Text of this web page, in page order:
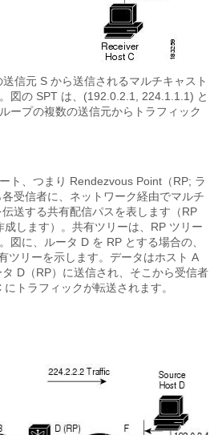
信元 S から送信されるマルチキャスト
図の SPT は、(192.0.2.1, 224.1.1.1) と
ープの複数の送信元からトラフィック
ト、つまり Rendezvous Point（RP; ラ
受信者に、ネットワーク経由でマルチ
送する共有配信パスを表します（RP
します）。共有ツリーは、RP ツリー
図に、ルータ D を RP とする場合の、
ツリーを示します。データはホスト A
D（RP）に送信され、そこから受信者
トラフィックが転送されます。